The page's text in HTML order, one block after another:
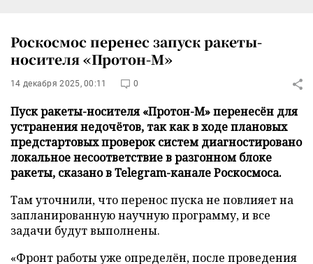
Роскосмос перенес запуск ракеты-
носителя «Протон-М»
14 декабря 2025, 00:11 0
Пуск ракеты-носителя «Протон-М» перенесён для
устранения недочётов, так как в ходе плановых
предстартовых проверок систем диагностировано
локальное несоответствие в разгонном блоке
ракеты, сказано в Telegram-канале Роскосмоса.
Там уточнили, что перенос пуска не повлияет на
запланированную научную программу, и все
задачи будут выполнены.
«Фронт работы уже определён, после проведения